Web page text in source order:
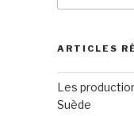
ARTICLES
Les
Suède